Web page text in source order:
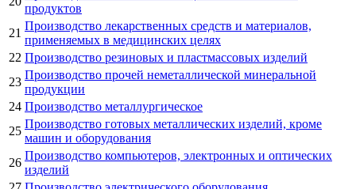
продуктов
21
Производство лекарственных средств и материалов,
применяемых в медицинских целях
22 Производство резиновых и пластмассовых изделий
23
Производство прочей неметаллической минеральной
продукции
24 Производство металлургическое
25
Производство готовых металлических изделий, кроме
машин и оборудования
26
Производство компьютеров, электронных и оптических
изделий